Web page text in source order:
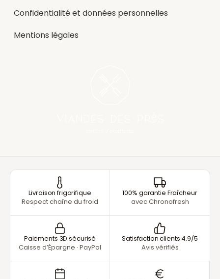
Confidentialité et données personnelles
Mentions légales
Livraison frigorifique
Respect chaîne du froid
100% garantie Fraîcheur
avec Chronofresh
Paiements 3D sécurisé
Caisse d’Épargne · PayPal
Satisfaction clients 4.9/5
Avis vérifiés